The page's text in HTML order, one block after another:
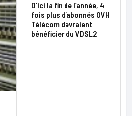
D’ici la fin de l’année, 4
fois plus d’abonnés OVH
Télécom devraient
bénéficier du VDSL2